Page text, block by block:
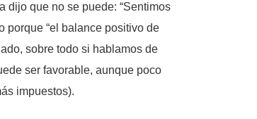
dijo que no se puede: “Sentimos
porque “el balance positivo de
sobre todo si hablamos de
ser favorable, aunque poco
impuestos).